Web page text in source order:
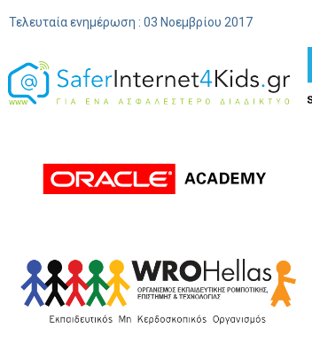
Τελευταία ενημέρωση : 03 Νοεμβρίου 2017